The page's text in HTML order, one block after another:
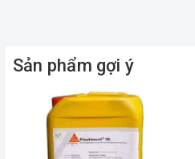
Sản phẩm gợi ý